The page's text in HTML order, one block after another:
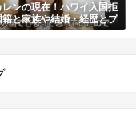
レンの現在！ハワイ入国拒
籍と家族や結婚・経歴とプ
ロフィールも総まとめ